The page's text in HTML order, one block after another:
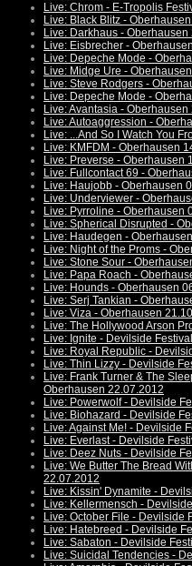
Live: Chrom - E-Tropolis
Live: Black Blitz -
Live: Darkhaus - Oberhausen
Live: Eisbrecher -
Live: Depeche Mode -
Live: Midge Ure -
Live: Steve Rodgers -
Live: Depeche Mode -
Live: Avantasia - Oberhausen
Live: Autoaggression -
Live: ...And So I Watch You
Live: KMFDM - Oberhausen
Live: Preverse - Oberhausen
Live: Fullcontact 69 -
Live: Haujobb - Oberhausen
Live: Underviewer -
Live: Pyrroline - Oberhausen
Live: Spherical Disrupted -
Live: Haudegen -
Live: Night of the Proms -
Live: Stone Sour -
Live: Papa Roach -
Live: Hounds - Oberhausen
Live: Serj Tankian -
Live: Viza - Oberhausen
Live: The Hollywood Arson
Live: Ignite - Devilside
Live: Royal Republic -
Live: Thin Lizzy - Devilside
Live: Frank Turner & The
Oberhausen 22.07.2012
Live: Powerwolf - Devilside
Live: Biohazard - Devilside
Live: Against Me! - Devilside
Live: Everlast - Devilside
Live: Deez Nuts - Devilside
Live: We Butter The Bread
22.07.2012
Live: Kissin' Dynamite -
Live: Kellermensch -
Live: October File - Devilside
Live: Hatebreed - Devilside
Live: Sabaton - Devilside
Live: Suicidal Tendencies -